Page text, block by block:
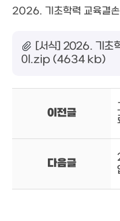
2026. 기초학력 교육결
[서식] 2026. 기초
이.zip (4634 kb)
이전글
다음글